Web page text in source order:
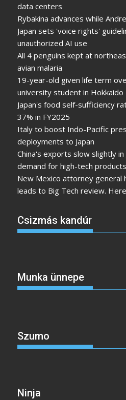
data centers
Rybakina advances while
Japan sets 'voice rights'
unauthorized AI use
All 4 penguins kept at
avian malaria
19-year-old given life term
university student in Hokkaido
Japan's food self-sufficiency
37% in FY2025
Italy to boost Indo-Pacific
deployments to Japan
China's exports slow slightly
demand for high-tech products
New Mexico attorney general
leads to Big Tech review.
Csizmás kandúr
Munka ünnepe
Szumo
Ninja